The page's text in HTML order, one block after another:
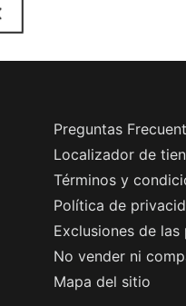
Preguntas
Localizador de
Términos y
Política de
Exclusiones de
No vender ni
Mapa del sitio